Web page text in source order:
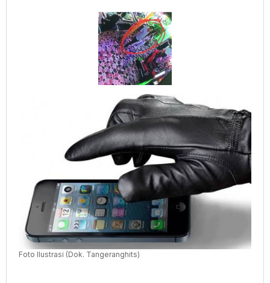
Foto Ilustrasi (Dok. Tangeranghits)